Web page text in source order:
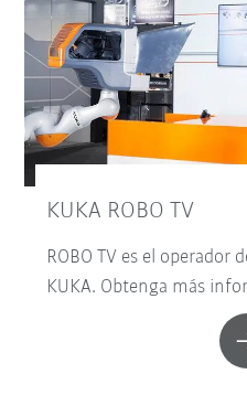
KUKA ROBO TV
ROBO TV es el operador
KUKA. Obtenga más